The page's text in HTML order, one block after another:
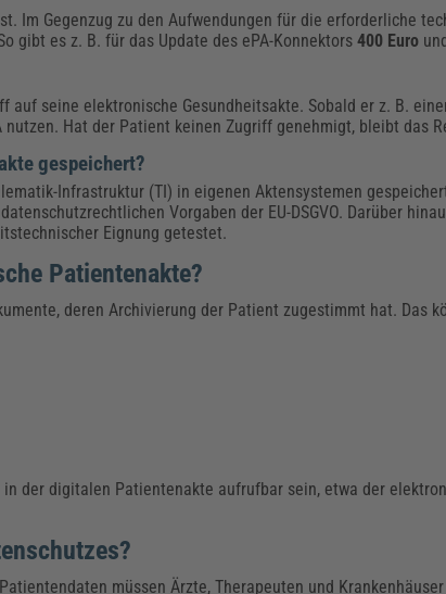
Im Gegenzug zu den Aufwendungen für die erforderliche
gibt es z. B. für das Update des ePA-Konnektors400 Euro
auf seine elektronische Gesundheitsakte. Sobald er z. B.
Hat der Patient keinen Zugriff genehmigt, bleibt das
gespeichert?
Infrastruktur (TI) in eigenen Aktensystemen
Vorgaben der EU-DSGVO. Darüber
Eignung getestet.
Patientenakte?
deren Archivierung der Patient zugestimmt hat. Das
der digitalen Patientenakte aufrufbar sein, etwa der
müssen Ärzte, Therapeuten und